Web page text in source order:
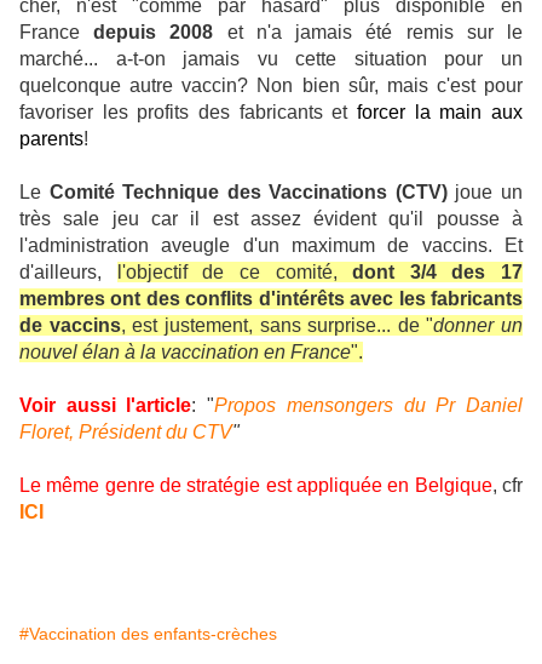
cher, n'est "comme par hasard" plus disponible en
Francedepuis 2008 et n'a jamais été remis sur le
marché... a-t-on jamais vu cette situation pour un
quelconque autre vaccin? Non bien sûr, mais c'est pour
favoriser les profits des fabricants et forcer la main aux
parents!
Le Comité Technique des Vaccinations (CTV)joue un
très sale jeu car il est assez évident qu'il pousse à
l'administration aveugle d'un maximum de vaccins. Et
d'ailleurs,
l'objectif de ce comité,dont 3/4 des 17
membres ont des conflits d'intérêts avec les fabricants
de vaccins, est justement, sans surprise... de "donner un
nouvel élan à la vaccination en France".
Voir aussi l'article: "Propos mensongers du Pr Daniel
Floret, Président du CTV"
Le même genre de stratégie est appliquée en Belgique, cfr
ICI
#Vaccination des enfants-crèches